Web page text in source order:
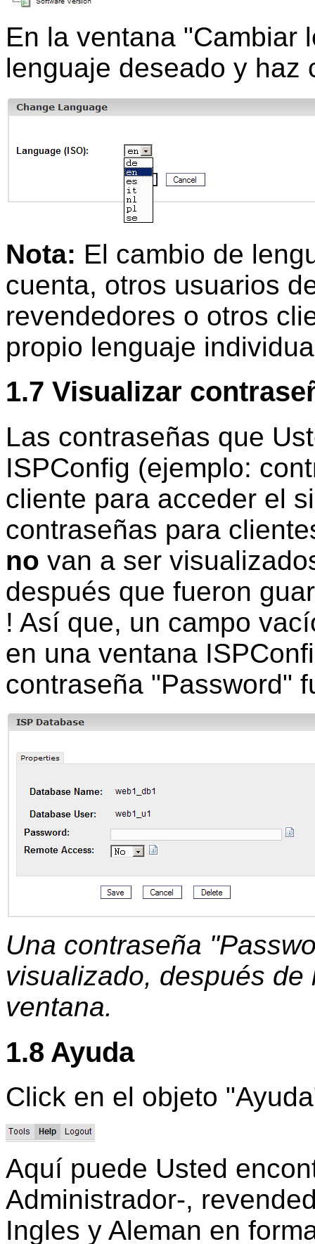
En la ventana "Cambiar
lenguaje deseado y haz
Nota: El cambio de
cuenta, otros usuarios
revendedores o otros
propio lenguaje
1.7 Visualizar
Las contraseñas que
ISPConfig (ejemplo:
cliente para acceder el
contraseñas para
no van a ser
después que fueron
! Así que, un campo
en una ventana
contraseña "Password"
Una contraseña
visualizado, después
ventana.
1.8 Ayuda
Click en el objeto
Aquí puede Usted
Administrador-,
Ingles y Aleman en